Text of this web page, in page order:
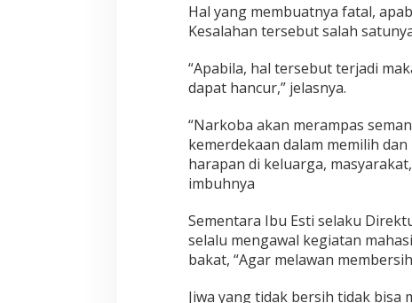
Hal yang membuatnya fatal,
Kesalahan tersebut salah
“Apabila, hal tersebut terjadi
dapat hancur,” jelasnya.
“Narkoba akan merampas
kemerdekaan dalam memilih
harapan di keluarga,
imbuhnya
Sementara Ibu Esti selaku
selalu mengawal kegiatan
bakat, “Agar melawan
Jiwa yang tidak bersih tidak bisa